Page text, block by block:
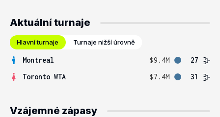
Aktuální turnaje
Hlavní turnaje Turnaje nižší úrovně
Montreal $9.4M
27
Toronto WTA
$7.4M 31
Vzájemné zápasy